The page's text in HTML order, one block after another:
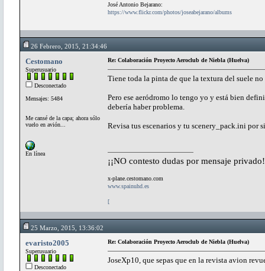
José Antonio Bejarano:
https://www.flickr.com/photos/joseabejarano/albums
26 Febrero, 2015, 21:34:46
Cestomano
Superusuario
Desconectado
Mensajes: 5484
Me cansé de la capa; ahora sólo
vuelo en avión...
En línea
Re: Colaboración Proyecto Aeroclub de Niebla (Huelva)
Tiene toda la pinta de que la textura del suele
Pero ese aeródromo lo tengo yo y está bien
debería haber problema.
Revisa tus escenarios y tu scenery_pack.ini por
¡¡NO contesto dudas por mensaje
x-plane.cestomano.com
www.spainuhd.es
[
25 Marzo, 2015, 13:36:02
evaristo2005
Superusuario
Desconectado
Re: Colaboración Proyecto Aeroclub de Niebla (Huelva)
JoseXp10, que sepas que en la revista avion